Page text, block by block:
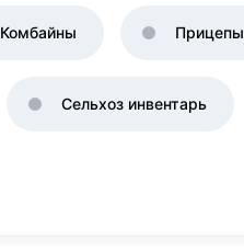
Комбайны Прицепы
Сельхоз инвентарь